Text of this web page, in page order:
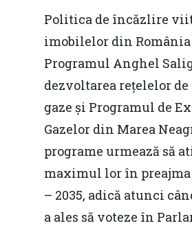
Politica de încăzlire
imobilelor din România
Programul Anghel
dezvoltarea rețelelor
gaze și Programul de
Gazelor din Marea
programe urmează să
maximul lor în preajma
– 2035, adică atunci
a ales să voteze în